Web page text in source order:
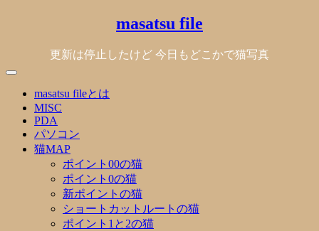
masatsu file
更新は停止したけど 今日もどこかで猫写真
masatsu fileとは
MISC
PDA
パソコン
猫MAP
ポイント00の猫
ポイント0の猫
新ポイントの猫
ショートカットルートの猫
ポイント1と2の猫